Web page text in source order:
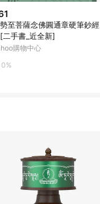
至菩薩念佛圓通章硬筆鈔經
二手書_近全新]
購物中心
0%